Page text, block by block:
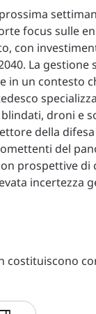
focus sulle
con
La
in un contesto
droni e
della
del
prospettive
incertezza